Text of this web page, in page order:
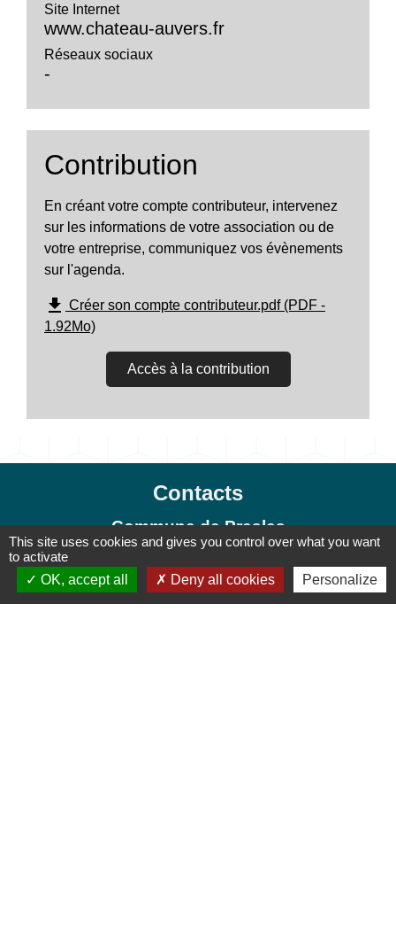
Site Internet
www.chateau-auvers.fr
Réseaux sociaux
-
Contribution
En créant votre compte contributeur, intervenez
sur les informations de votre association ou de
votre entreprise, communiquez vos évènements
sur l'agenda.
file_download Créer son compte contributeur.pdf (PDF -
1.92Mo)
Accès à la contribution
Contacts
Commune de Presles
78 rue Pierre Brossolette
95590 Presles - FRANCE
+33 1 30 28 73 73
This site uses cookies and gives you control over what you want
to activate
OK, accept all
Deny all cookies Personalize